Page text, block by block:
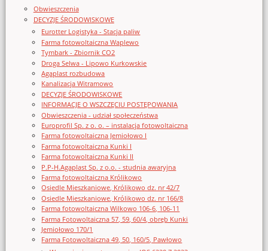
Obwieszczenia
DECYZJE ŚRODOWISKOWE
Eurotter Logistyka - Stacja paliw
Farma fotowoltaiczna Waplewo
Tymbark - Zbiornik CO2
Droga Selwa - Lipowo Kurkowskie
Agaplast rozbudowa
Kanalizacja Witramowo
DECYZJE ŚRODOWISKOWE
INFORMACJE O WSZCZĘCIU POSTĘPOWANIA
Obwieszczenia - udział społeczeństwa
Europrofil Sp. z o. o. – instalacja fotowoltaiczna
Farma fotowoltaiczna Jemiołowo I
Farma fotowoltaiczna Kunki I
Farma fotowoltaiczna Kunki II
P.P-H.Agaplast Sp. z o.o. - studnia awaryjna
Farma fotowoltaiczna Królikowo
Osiedle Mieszkaniowe, Królikowo dz. nr 42/7
Osiedle Mieszkaniowe, Królikowo dz. nr 166/8
Farma fotowoltaiczna Wilkowo 106-6, 106-11
Farma Fotowoltaiczna 57, 59, 60/4, obręb Kunki
Jemiołowo 170/1
Farma Fotowoltaiczna 49, 50, 160/5, Pawłowo